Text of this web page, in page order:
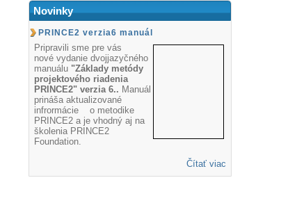
Novinky
PRINCE2 verzia6 manuál
Pripravili sme pre vás
nové vydanie dvojjazyčného
manuálu "Základy metódy
projektového riadenia
PRINCE2" verzia 6.. Manuál
prináša aktualizované
infrormácie o metodike
PRINCE2 a je vhodný aj na
školenia PRINCE2
Foundation.
Čítať viac